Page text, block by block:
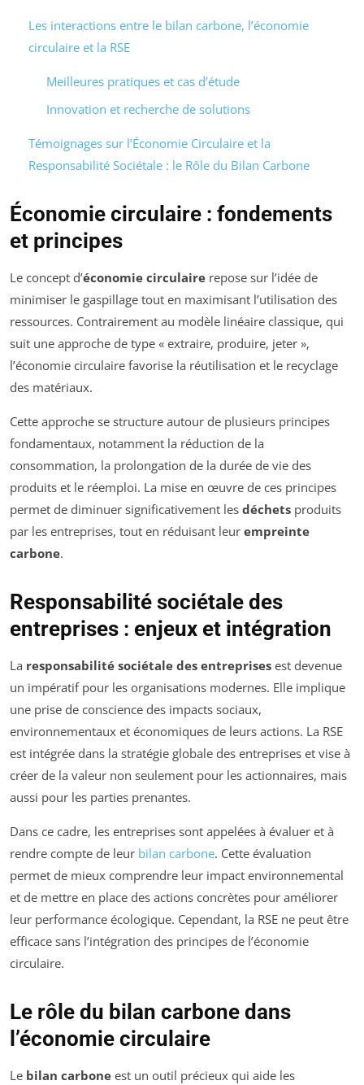
Les interactions entre le bilan carbone, l’économie
circulaire et la RSE
Meilleures pratiques et cas d’étude
Innovation et recherche de solutions
Témoignages sur l’Économie Circulaire et la
Responsabilité Sociétale : le Rôle du Bilan Carbone
Économie circulaire : fondements
et principes
Le concept d’économie circulaire repose sur l’idée de
minimiser le gaspillage tout en maximisant l’utilisation des
ressources. Contrairement au modèle linéaire classique, qui
suit une approche de type « extraire, produire, jeter »,
l’économie circulaire favorise la réutilisation et le recyclage
des matériaux.
Cette approche se structure autour de plusieurs principes
fondamentaux, notamment la réduction de la
consommation, la prolongation de la durée de vie des
produits et le réemploi. La mise en œuvre de ces principes
permet de diminuer significativement les déchets produits
par les entreprises, tout en réduisant leur empreinte
carbone.
Responsabilité sociétale des
entreprises : enjeux et intégration
La responsabilité sociétale des entreprises est devenue
un impératif pour les organisations modernes. Elle implique
une prise de conscience des impacts sociaux,
environnementaux et économiques de leurs actions. La RSE
est intégrée dans la stratégie globale des entreprises et vise à
créer de la valeur non seulement pour les actionnaires, mais
aussi pour les parties prenantes.
Dans ce cadre, les entreprises sont appelées à évaluer et à
rendre compte de leur bilan carbone. Cette évaluation
permet de mieux comprendre leur impact environnemental
et de mettre en place des actions concrètes pour améliorer
leur performance écologique. Cependant, la RSE ne peut être
efficace sans l’intégration des principes de l’économie
circulaire.
Le rôle du bilan carbone dans
l’économie circulaire
Le bilan carbone est un outil précieux qui aide les